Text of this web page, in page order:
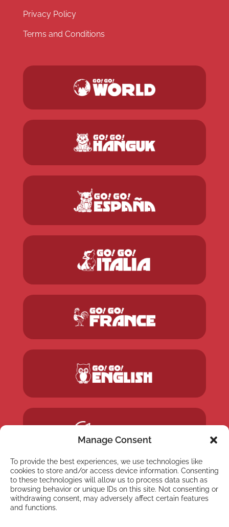
Manage Consent
To provide the best experiences, we use technologies like
cookies to store and/or access device information. Consenting
to these technologies will allow us to process data such as
browsing behavior or unique IDs on this site. Not consenting or
withdrawing consent, may adversely affect certain features
and functions.
Privacy Policy
Terms and Conditions